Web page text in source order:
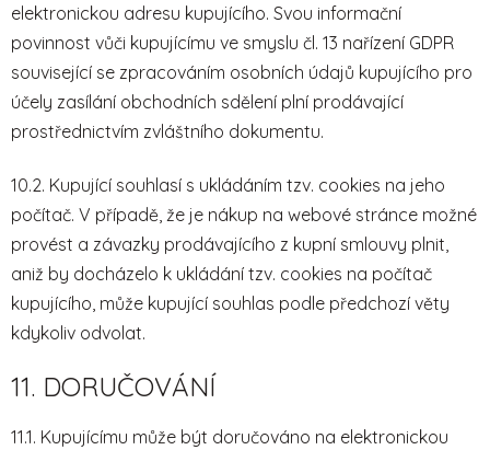
elektronickou adresu kupujícího. Svou informační
povinnost vůči kupujícímu ve smyslu čl. 13 nařízení GDPR
související se zpracováním osobních údajů kupujícího pro
účely zasílání obchodních sdělení plní prodávající
prostřednictvím zvláštního dokumentu.
10.2. Kupující souhlasí s ukládáním tzv. cookies na jeho
počítač. V případě, že je nákup na webové stránce možné
provést a závazky prodávajícího z kupní smlouvy plnit,
aniž by docházelo k ukládání tzv. cookies na počítač
kupujícího, může kupující souhlas podle předchozí věty
kdykoliv odvolat.
11. DORUČOVÁNÍ
11.1. Kupujícímu může být doručováno na elektronickou